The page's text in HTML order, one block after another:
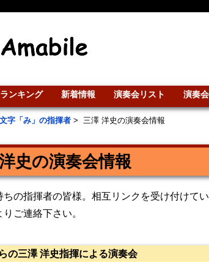
ランキング 新着情報 演奏会リスト 演奏
字「み」の指揮者 > 三澤 洋史の演奏会情報
史の演奏会情報
ちの指揮者の皆様。相互リンクを受け付けて
りご連絡下さい。
の三澤 洋史指揮による演奏会